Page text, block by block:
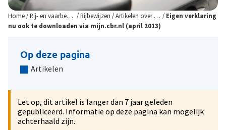
Home / Rij- en vaarbewijzen /Rijbewijzen / Artikelen over het Rijbewijs /Eigen verklaring
nu ook te downloaden via mijn.cbr.nl (april 2013)
Op deze pagina
Artikelen
Let op, dit artikel is langer dan 7 jaar geleden
gepubliceerd. Informatie op deze pagina kan mogelijk
achterhaald zijn.